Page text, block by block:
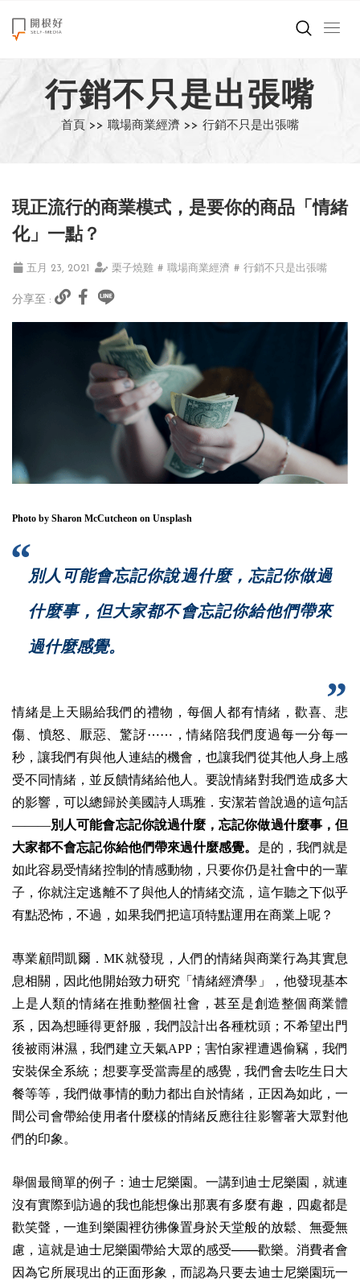
來點正能量
世界在想什麼
創造美好生活
職場商業經濟
影片專區
關於我們
行銷不只是出張嘴
首頁 >> 職場商業經濟 >> 行銷不只是出張嘴
現正流行的商業模式，是要你的商品「情緒
化」一點？
五月 23, 2021 栗子燒雞 # 職場商業經濟 # 行銷不只是出張嘴
分享至 :
Photo by Sharon McCutcheon on Unsplash
別人可能會忘記你說過什麼，忘記你做過
什麼事，但大家都不會忘記你給他們帶來
過什麼感覺。
情緒是上天賜給我們的禮物，每個人都有情緒，歡喜、悲
傷、憤怒、厭惡、驚訝⋯⋯，情緒陪我們度過每一分每一
秒，讓我們有與他人連結的機會，也讓我們從其他人身上感
受不同情緒，並反饋情緒給他人。要說情緒對我們造成多大
的影響，可以總歸於美國詩人瑪雅．安潔若曾說過的這句話
———別人可能會忘記你說過什麼，忘記你做過什麼事，但
大家都不會忘記你給他們帶來過什麼感覺。 是的，我們就是
如此容易受情緒控制的情感動物，只要你仍是社會中的一輩
子，你就注定逃離不了與他人的情緒交流，這乍聽之下似乎
有點恐怖，不過，如果我們把這項特點運用在商業上呢？
專業顧問凱爾．MK就發現，人們的情緒與商業行為其實息
息相關，因此他開始致力研究「情緒經濟學」，他發現基本
上是人類的情緒在推動整個社會，甚至是創造整個商業體
系，因為想睡得更舒服，我們設計出各種枕頭；不希望出門
後被雨淋濕，我們建立天氣APP；害怕家裡遭遇偷竊，我們
安裝保全系統；想要享受當壽星的感覺，我們會去吃生日大
餐等等，我們做事情的動力都出自於情緒，正因為如此，一
間公司會帶給使用者什麼樣的情緒反應往往影響著大眾對他
們的印象。
舉個最簡單的例子：迪士尼樂園。一講到迪士尼樂園，就連
沒有實際到訪過的我也能想像出那裏有多麼有趣，四處都是
歡笑聲，一進到樂園裡彷彿像置身於天堂般的放鬆、無憂無
慮，這就是迪士尼樂園帶給大眾的感受───歡樂。消費者會
因為它所展現出的正面形象，而認為只要去迪士尼樂園玩一